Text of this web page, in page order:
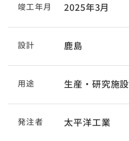
竣工年月 2025年3月
設計 鹿島
用途 生産・研究施設
発注者 太平洋工業